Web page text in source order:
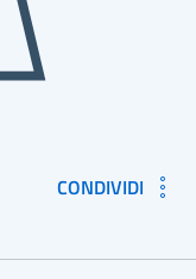
CONDIVIDI